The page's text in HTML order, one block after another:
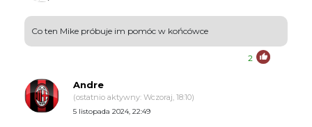
Co ten Mike próbuje im pomóc w końcówce
2
Andre
(ostatnio aktywny: Wczoraj, 18:10)
5 listopada 2024, 22:49